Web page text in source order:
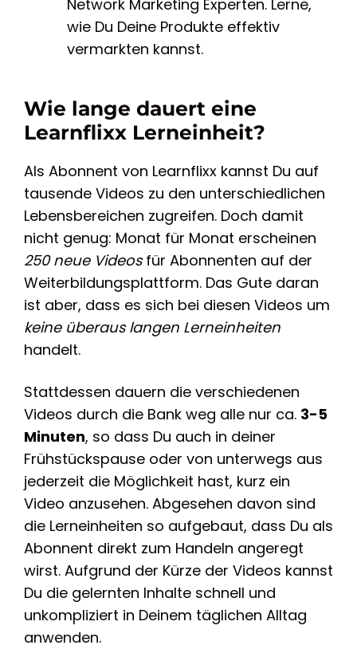
Network Marketing Experten. Lerne,
wie Du Deine Produkte effektiv
vermarkten kannst.
Wie lange dauert eine
Learnflixx Lerneinheit?
Als Abonnent von Learnflixx kannst Du auf
tausende Videos zu den unterschiedlichen
Lebensbereichen zugreifen. Doch damit
nicht genug: Monat für Monat erscheinen
250 neue Videosfür Abonnenten auf der
Weiterbildungsplattform. Das Gute daran
ist aber, dass es sich bei diesen Videos um
keine überaus langen Lerneinheiten
handelt.
Stattdessen dauern die verschiedenen
Videos durch die Bank weg alle nur ca. 3-5
Minuten, so dass Du auch in deiner
Frühstückspause oder von unterwegs aus
jederzeit die Möglichkeit hast, kurz ein
Video anzusehen. Abgesehen davon sind
die Lerneinheiten so aufgebaut, dass Du als
Abonnent direkt zum Handeln angeregt
wirst. Aufgrund der Kürze der Videos kannst
Du die gelernten Inhalte schnell und
unkompliziert in Deinem täglichen Alltag
anwenden.